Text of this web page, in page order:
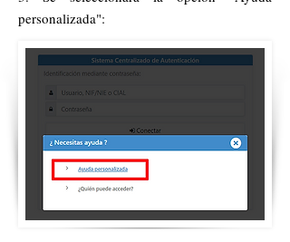
personalizada":​